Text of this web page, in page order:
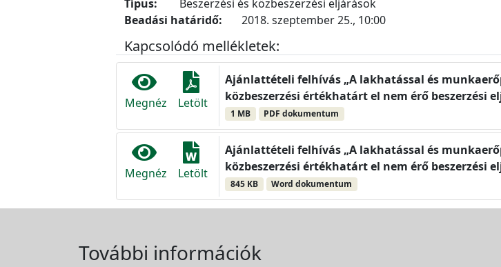
Típus:
Beszerzési és közbeszerzési eljárások
Beadási határidő:
2018. szeptember 25., 10:00
Kapcsolódó mellékletek:
Megnéz Letölt
Ajánlattételi felhívás „A lakhatással és
közbeszerzési értékhatárt el nem érő beszerzési
1 MB PDF dokumentum
Megnéz Letölt
Ajánlattételi felhívás „A lakhatással és
közbeszerzési értékhatárt el nem érő beszerzési
845 KB Word dokumentum
További információk